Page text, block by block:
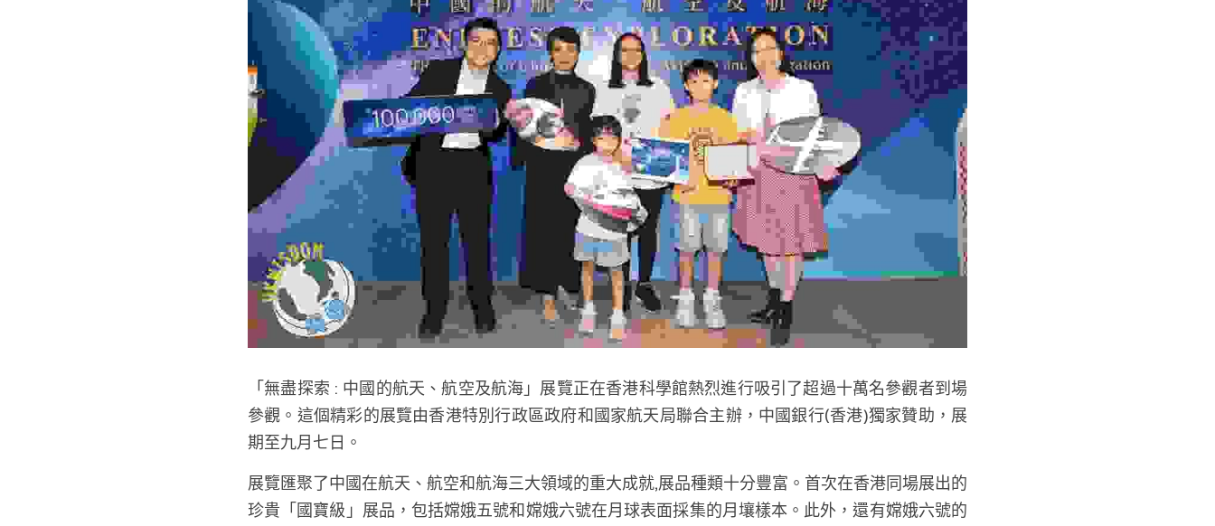
「無盡探索 : 中國的航天、航空及航海」展覽正在香港科學館熱烈進行吸引了超過十萬名參觀者到場
參觀。這個精彩的展覽由香港特別行政區政府和國家航天局聯合主辦，中國銀行(香港)獨家贊助，展
期至九月七日。
展覽匯聚了中國在航天、航空和航海三大領域的重大成就,展品種類十分豐富。首次在香港同場展出的
珍貴「國寶級」展品，包括嫦娥五號和嫦娥六號在月球表面採集的月壤樣本。此外，還有嫦娥六號的